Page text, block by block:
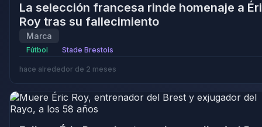
La selección francesa rinde homenaje a
Roy tras su fallecimiento
Marca
Fútbol Stade Brestois
hace alrededor de 2 meses